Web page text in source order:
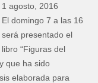
1 agosto, 2016
El domingo 7 a las 16
será presentado el
libro “Figuras del
que ha sido
elaborada para